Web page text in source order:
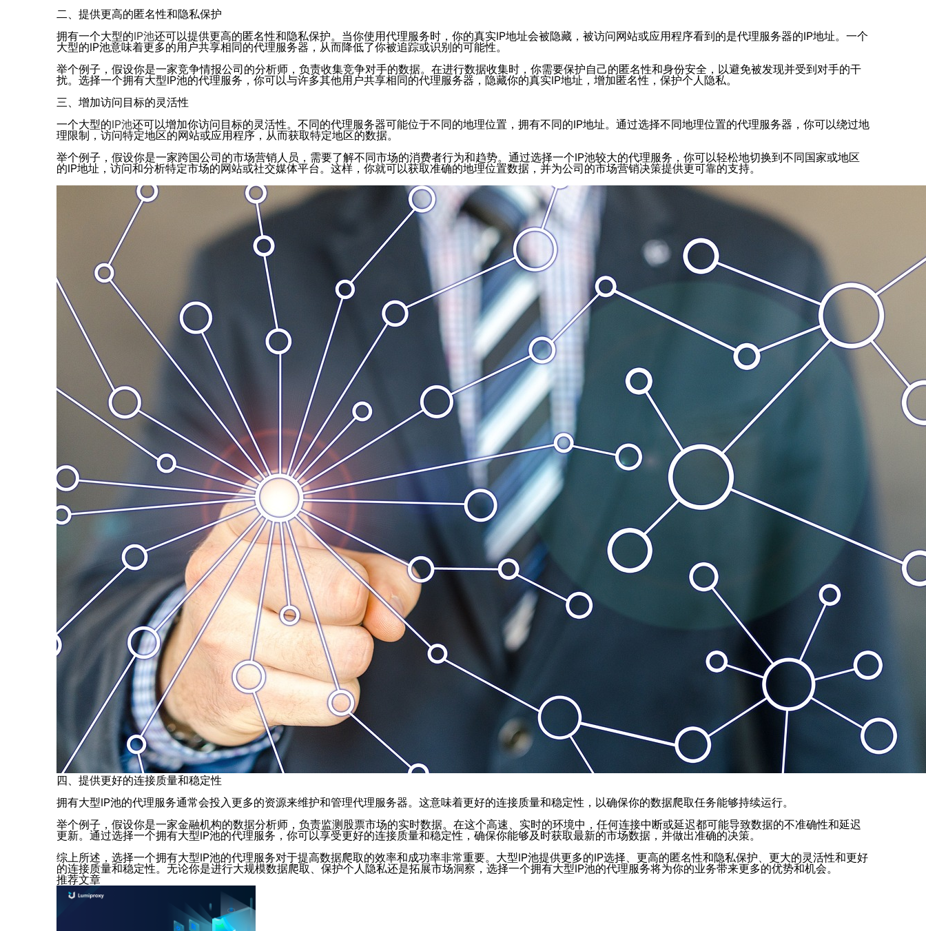
二、提供更高的匿名性和隐私保护
拥有一个大型的IP池还可以提供更高的匿名性和隐私保护。当你使用代理服务时，你的真实IP地址会被隐藏，被访问网站或应用程序看到的是代理服务器的IP地址。一个
大型的IP池意味着更多的用户共享相同的代理服务器，从而降低了你被追踪或识别的可能性。
举个例子，假设你是一家竞争情报公司的分析师，负责收集竞争对手的数据。在进行数据收集时，你需要保护自己的匿名性和身份安全，以避免被发现并受到对手的干
扰。选择一个拥有大型IP池的代理服务，你可以与许多其他用户共享相同的代理服务器，隐藏你的真实IP地址，增加匿名性，保护个人隐私。
三、增加访问目标的灵活性
一个大型的IP池还可以增加你访问目标的灵活性。不同的代理服务器可能位于不同的地理位置，拥有不同的IP地址。通过选择不同地理位置的代理服务器，你可以绕过地
理限制，访问特定地区的网站或应用程序，从而获取特定地区的数据。
举个例子，假设你是一家跨国公司的市场营销人员，需要了解不同市场的消费者行为和趋势。通过选择一个IP池较大的代理服务，你可以轻松地切换到不同国家或地区
的IP地址，访问和分析特定市场的网站或社交媒体平台。这样，你就可以获取准确的地理位置数据，并为公司的市场营销决策提供更可靠的支持。
四、提供更好的连接质量和稳定性
拥有大型IP池的代理服务通常会投入更多的资源来维护和管理代理服务器。这意味着更好的连接质量和稳定性，以确保你的数据爬取任务能够持续运行。
举个例子，假设你是一家金融机构的数据分析师，负责监测股票市场的实时数据。在这个高速、实时的环境中，任何连接中断或延迟都可能导致数据的不准确性和延迟
更新。通过选择一个拥有大型IP池的代理服务，你可以享受更好的连接质量和稳定性，确保你能够及时获取最新的市场数据，并做出准确的决策。
综上所述，选择一个拥有大型IP池的代理服务对于提高数据爬取的效率和成功率非常重要。大型IP池提供更多的IP选择、更高的匿名性和隐私保护、更大的灵活性和更好
的连接质量和稳定性。无论你是进行大规模数据爬取、保护个人隐私还是拓展市场洞察，选择一个拥有大型IP池的代理服务将为你的业务带来更多的优势和机会。
推荐文章